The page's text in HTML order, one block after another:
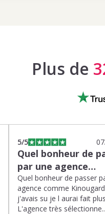
Plus de
5/5
Quel bonheur de
par une agence…
Quel bonheur de passer
agence comme
j'avais su je l aurai fait
L'agence très